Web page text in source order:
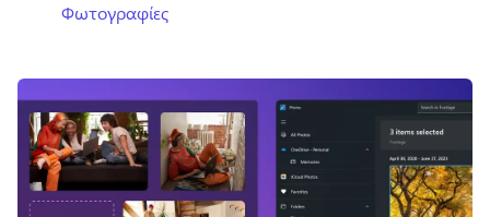
Φωτογραφίες